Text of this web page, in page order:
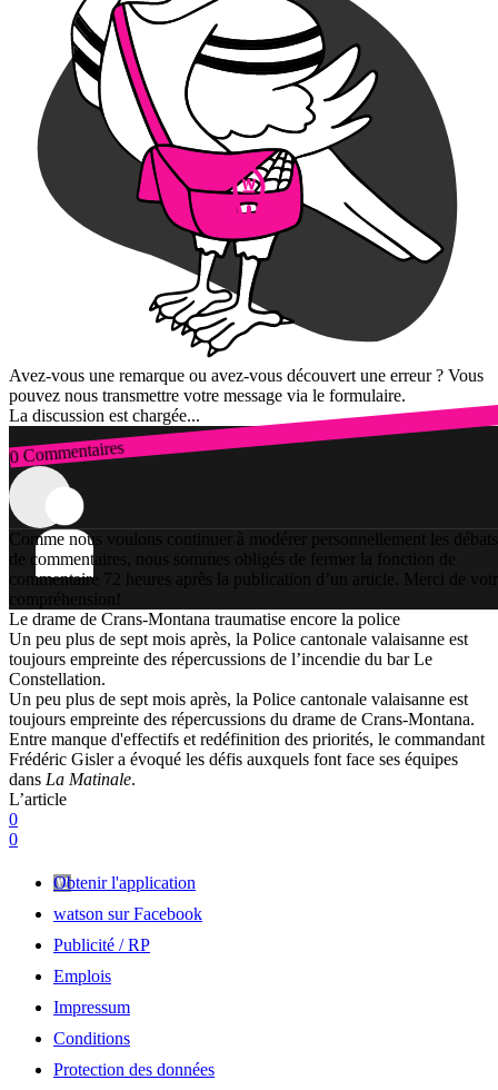
Avez-vous une remarque ou avez-vous découvert une erreur ? Vous
pouvez nous transmettre votre message via le formulaire.
La discussion est chargée...
0 Commentaires
Connexion
Comme nous voulons continuer à modérer personnellement les débats
de commentaires, nous sommes obligés de fermer la fonction de
commentaire 72 heures après la publication d’un article. Merci de
compréhension!
Le drame de Crans-Montana traumatise encore la police
Un peu plus de sept mois après, la Police cantonale valaisanne est
toujours empreinte des répercussions de l’incendie du bar Le
Constellation.
Un peu plus de sept mois après, la Police cantonale valaisanne est
toujours empreinte des répercussions du drame de Crans-Montana.
Entre manque d'effectifs et redéfinition des priorités, le commandant
Frédéric Gisler a évoqué les défis auxquels font face ses équipes
dans La Matinale.
L’article
0
0
Obtenir l'application
watson sur Facebook
Publicité / RP
Emplois
Impressum
Conditions
Protection des données